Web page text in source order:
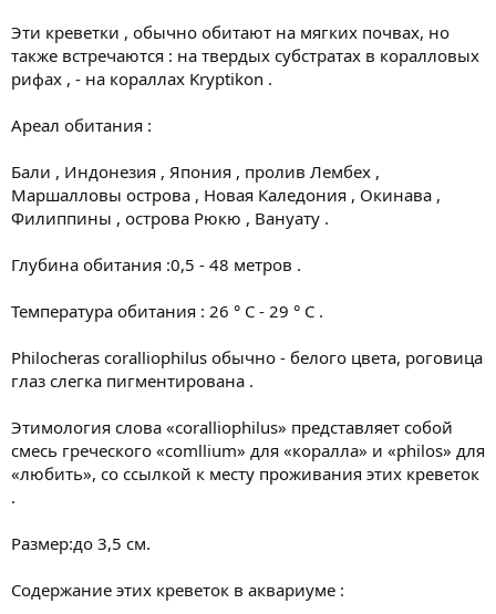
Эти креветки , обычно обитают на мягких почвах, но
также встречаются : на твердых субстратах в коралловых
рифах , - на кораллах Kryptikon .
Ареал обитания :
Бали , Индонезия , Япония , пролив Лембех ,
Маршалловы острова , Новая Каледония , Окинава ,
Филиппины , острова Рюкю , Вануату .
Глубина обитания :0,5 - 48 метров .
Температура обитания : 26 ° С - 29 ° С .
Philocheras coralliophilus обычно - белого цвета, роговица
глаз слегка пигментирована .
Этимология слова «coralliophilus» представляет собой
смесь греческого «comllium» для «коралла» и «philos» для
«любить», со ссылкой к месту проживания этих креветок
.
Размер:до 3,5 см.
Содержание этих креветок в аквариуме :